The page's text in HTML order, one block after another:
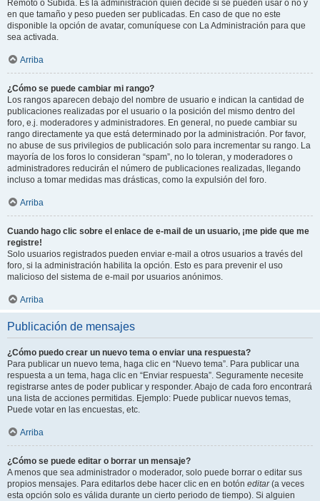
Remoto o Subida. Es la administración quien decide si se pueden usar o no y
en que tamaño y peso pueden ser publicadas. En caso de que no este
disponible la opción de avatar, comuníquese con La Administración para que
sea activada.
Arriba
¿Cómo se puede cambiar mi rango?
Los rangos aparecen debajo del nombre de usuario e indican la cantidad de
publicaciones realizadas por el usuario o la posición del mismo dentro del
foro, e.j. moderadores y administradores. En general, no puede cambiar su
rango directamente ya que está determinado por la administración. Por favor,
no abuse de sus privilegios de publicación solo para incrementar su rango. La
mayoría de los foros lo consideran “spam”, no lo toleran, y moderadores o
administradores reducirán el número de publicaciones realizadas, llegando
incluso a tomar medidas mas drásticas, como la expulsión del foro.
Arriba
Cuando hago clic sobre el enlace de e-mail de un usuario, ¡me pide que me
registre!
Solo usuarios registrados pueden enviar e-mail a otros usuarios a través del
foro, si la administración habilita la opción. Esto es para prevenir el uso
malicioso del sistema de e-mail por usuarios anónimos.
Arriba
Publicación de mensajes
¿Cómo puedo crear un nuevo tema o enviar una respuesta?
Para publicar un nuevo tema, haga clic en “Nuevo tema”. Para publicar una
respuesta a un tema, haga clic en “Enviar respuesta”. Seguramente necesite
registrarse antes de poder publicar y responder. Abajo de cada foro encontrará
una lista de acciones permitidas. Ejemplo: Puede publicar nuevos temas,
Puede votar en las encuestas, etc.
Arriba
¿Cómo se puede editar o borrar un mensaje?
A menos que sea administrador o moderador, solo puede borrar o editar sus
propios mensajes. Para editarlos debe hacer clic en en botón editar(a veces
esta opción solo es válida durante un cierto periodo de tiempo). Si alguien